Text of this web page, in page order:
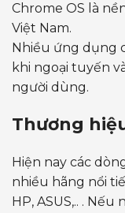
Chrome OS là
Việt Nam.
Nhiều ứng dụng
khi ngoại tuyến
người dùng.
Thương
Hiện nay các
nhiều hãng nổi
HP, ASUS,.. .